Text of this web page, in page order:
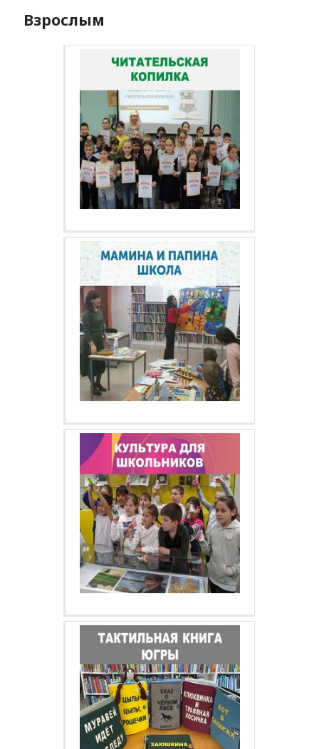
Взрослым